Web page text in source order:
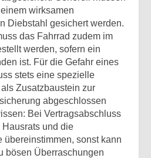
wirksamen
Diebstahl gesichert werden.
das Fahrrad zudem im
werden, sofern ein
ist. Für die Gefahr eines
stets eine spezielle
Zusatzbaustein zur
abgeschlossen
Bei Vertragsabschluss
Hausrats und die
übereinstimmen, sonst kann
bösen Überraschungen